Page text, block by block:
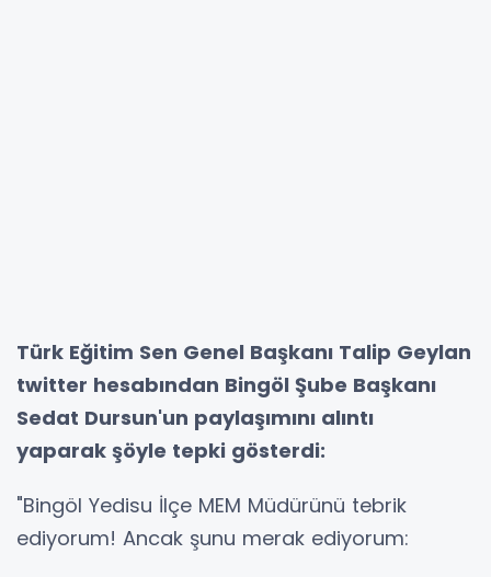
Türk Eğitim Sen Genel Başkanı Talip Geylan
twitter hesabından Bingöl Şube Başkanı
Sedat Dursun'un paylaşımını alıntı
yaparak şöyle tepki gösterdi:
"Bingöl Yedisu İlçe MEM Müdürünü tebrik
ediyorum! Ancak şunu merak ediyorum: